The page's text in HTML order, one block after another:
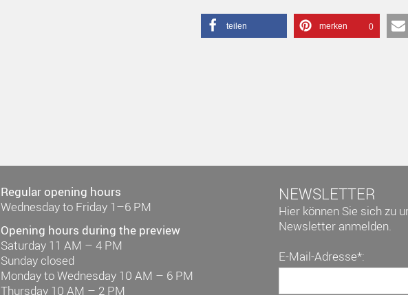
teilen merken 0
Regular opening hours
Wednesday to Friday 1–6 PM
Opening hours during the preview
Saturday 11 AM – 4 PM
Sunday closed
Monday to Wednesday 10 AM – 6 PM
Thursday 10 AM – 2 PM
NEWSLETTER
Hier können Sie sich zu
Newsletter anmelden.
E-Mail-Adresse*: